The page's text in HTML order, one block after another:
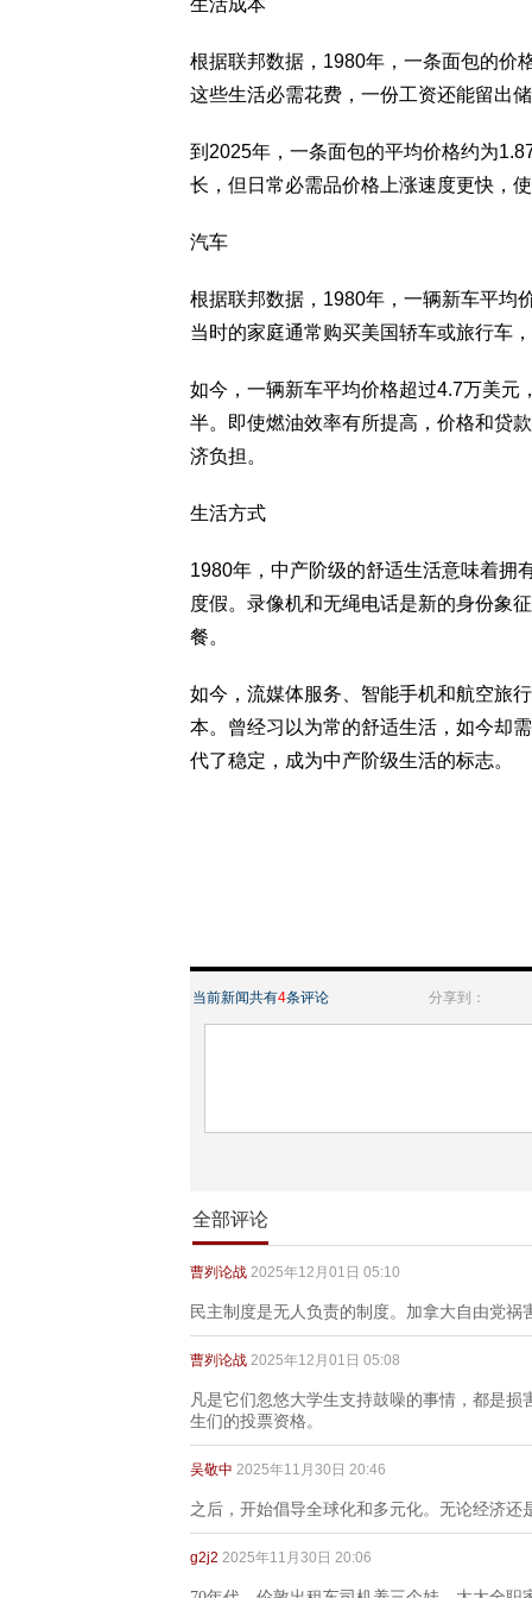
生活成本
根据联邦数据，1980年，一条面包的价
这些生活必需花费，一份工资还能留出
到2025年，一条面包的平均价格约为
长，但日常必需品价格上涨速度更快，
汽车
根据联邦数据，1980年，一辆新车平均
当时的家庭通常购买美国轿车或旅行车
如今，一辆新车平均价格超过4.7万美元
半。即使燃油效率有所提高，价格和贷
济负担。
生活方式
1980年，中产阶级的舒适生活意味着拥
度假。录像机和无绳电话是新的身份象
餐。
如今，流媒体服务、智能手机和航空旅
本。曾经习以为常的舒适生活，如今却
代了稳定，成为中产阶级生活的标志。
当前新闻共有4条评论 分享到：
全部评论
曹刿论战 2025年12月01日 05:10
民主制度是无人负责的制度。加拿大自由党
曹刿论战 2025年12月01日 05:08
凡是它们忽悠大学生支持鼓噪的事情，都是
生们的投票资格。
吴敬中 2025年11月30日 20:46
之后，开始倡导全球化和多元化。无论经济
g2j2 2025年11月30日 20:06